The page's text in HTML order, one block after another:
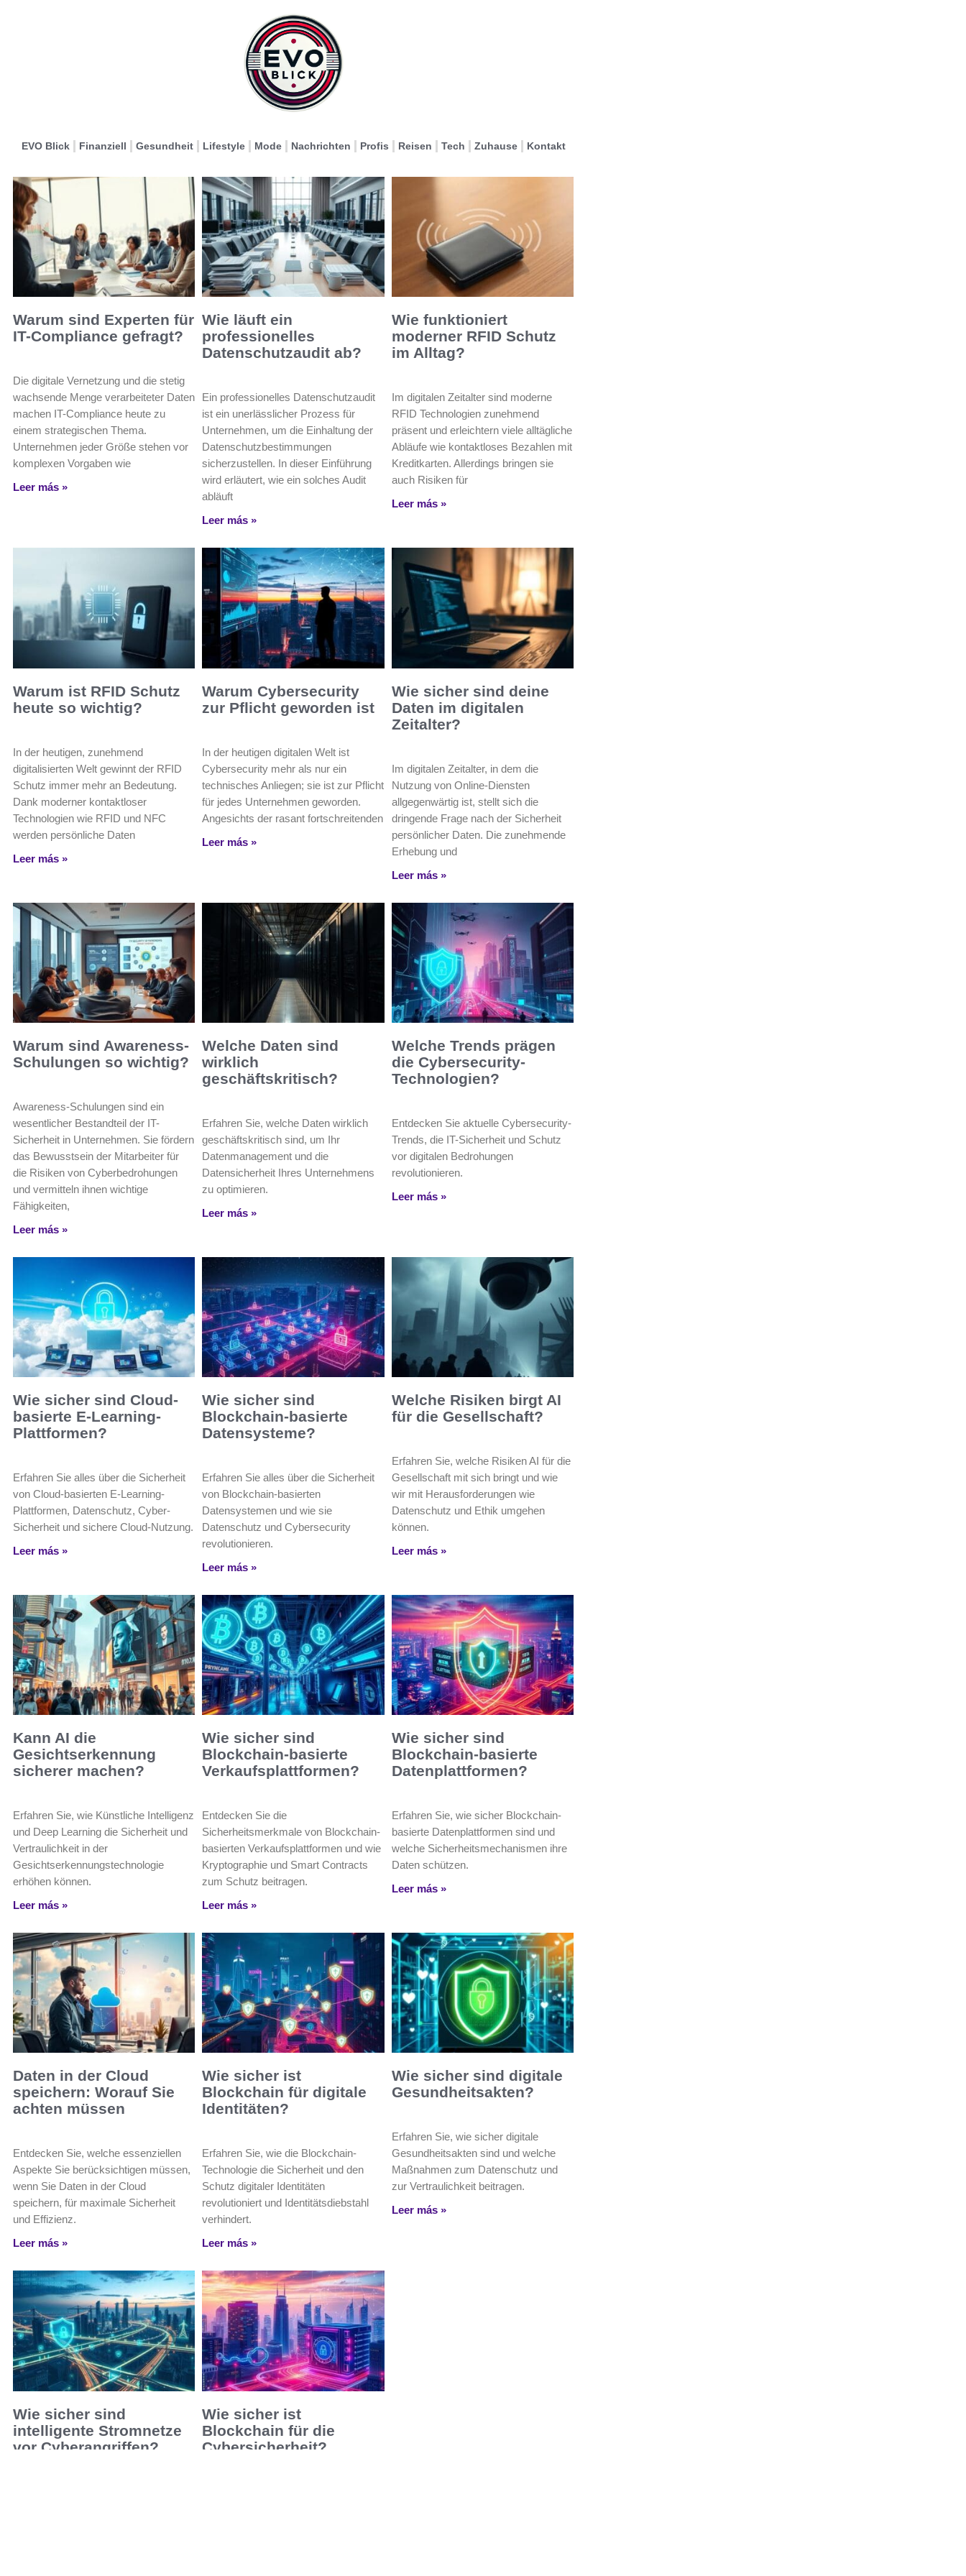
EVO Blick Finanziell Gesundheit Lifestyle Mode Nachrichten Profis Reisen Tech Zuhause Kontakt
Warum sind Experten für
IT-Compliance gefragt?
Die digitale Vernetzung und die stetig
wachsende Menge verarbeiteter Daten
machen IT-Compliance heute zu
einem strategischen Thema.
Unternehmen jeder Größe stehen vor
komplexen Vorgaben wie
Leer más »
Wie läuft ein
professionelles
Datenschutzaudit ab?
Ein professionelles Datenschutzaudit
ist ein unerlässlicher Prozess für
Unternehmen, um die Einhaltung der
Datenschutzbestimmungen
sicherzustellen. In dieser Einführung
wird erläutert, wie ein solches Audit
abläuft
Leer más »
Wie funktioniert
moderner RFID Schutz
im Alltag?
Im digitalen Zeitalter sind moderne
RFID Technologien zunehmend
präsent und erleichtern viele alltägliche
Abläufe wie kontaktloses Bezahlen mit
Kreditkarten. Allerdings bringen sie
auch Risiken für
Leer más »
Warum ist RFID Schutz
heute so wichtig?
In der heutigen, zunehmend
digitalisierten Welt gewinnt der RFID
Schutz immer mehr an Bedeutung.
Dank moderner kontaktloser
Technologien wie RFID und NFC
werden persönliche Daten
Leer más »
Warum Cybersecurity
zur Pflicht geworden ist
In der heutigen digitalen Welt ist
Cybersecurity mehr als nur ein
technisches Anliegen; sie ist zur Pflicht
für jedes Unternehmen geworden.
Angesichts der rasant fortschreitenden
Leer más »
Wie sicher sind deine
Daten im digitalen
Zeitalter?
Im digitalen Zeitalter, in dem die
Nutzung von Online-Diensten
allgegenwärtig ist, stellt sich die
dringende Frage nach der Sicherheit
persönlicher Daten. Die zunehmende
Erhebung und
Leer más »
Warum sind Awareness-
Schulungen so wichtig?
Awareness-Schulungen sind ein
wesentlicher Bestandteil der IT-
Sicherheit in Unternehmen. Sie fördern
das Bewusstsein der Mitarbeiter für
die Risiken von Cyberbedrohungen
und vermitteln ihnen wichtige
Fähigkeiten,
Leer más »
Welche Daten sind
wirklich
geschäftskritisch?
Erfahren Sie, welche Daten wirklich
geschäftskritisch sind, um Ihr
Datenmanagement und die
Datensicherheit Ihres Unternehmens
zu optimieren.
Leer más »
Welche Trends prägen
die Cybersecurity-
Technologien?
Entdecken Sie aktuelle Cybersecurity-
Trends, die IT-Sicherheit und Schutz
vor digitalen Bedrohungen
revolutionieren.
Leer más »
Wie sicher sind Cloud-
basierte E-Learning-
Plattformen?
Erfahren Sie alles über die Sicherheit
von Cloud-basierten E-Learning-
Plattformen, Datenschutz, Cyber-
Sicherheit und sichere Cloud-Nutzung.
Leer más »
Wie sicher sind
Blockchain-basierte
Datensysteme?
Erfahren Sie alles über die Sicherheit
von Blockchain-basierten
Datensystemen und wie sie
Datenschutz und Cybersecurity
revolutionieren.
Leer más »
Welche Risiken birgt AI
für die Gesellschaft?
Erfahren Sie, welche Risiken AI für die
Gesellschaft mit sich bringt und wie
wir mit Herausforderungen wie
Datenschutz und Ethik umgehen
können.
Leer más »
Kann AI die
Gesichtserkennung
sicherer machen?
Erfahren Sie, wie Künstliche Intelligenz
und Deep Learning die Sicherheit und
Vertraulichkeit in der
Gesichtserkennungstechnologie
erhöhen können.
Leer más »
Wie sicher sind
Blockchain-basierte
Verkaufsplattformen?
Entdecken Sie die
Sicherheitsmerkmale von Blockchain-
basierten Verkaufsplattformen und wie
Kryptographie und Smart Contracts
zum Schutz beitragen.
Leer más »
Wie sicher sind
Blockchain-basierte
Datenplattformen?
Erfahren Sie, wie sicher Blockchain-
basierte Datenplattformen sind und
welche Sicherheitsmechanismen ihre
Daten schützen.
Leer más »
Daten in der Cloud
speichern: Worauf Sie
achten müssen
Entdecken Sie, welche essenziellen
Aspekte Sie berücksichtigen müssen,
wenn Sie Daten in der Cloud
speichern, für maximale Sicherheit
und Effizienz.
Leer más »
Wie sicher ist
Blockchain für digitale
Identitäten?
Erfahren Sie, wie die Blockchain-
Technologie die Sicherheit und den
Schutz digitaler Identitäten
revolutioniert und Identitätsdiebstahl
verhindert.
Leer más »
Wie sicher sind digitale
Gesundheitsakten?
Erfahren Sie, wie sicher digitale
Gesundheitsakten sind und welche
Maßnahmen zum Datenschutz und
zur Vertraulichkeit beitragen.
Leer más »
Wie sicher sind
intelligente Stromnetze
vor Cyberangriffen?
Wie sicher ist
Blockchain für die
Cybersicherheit?